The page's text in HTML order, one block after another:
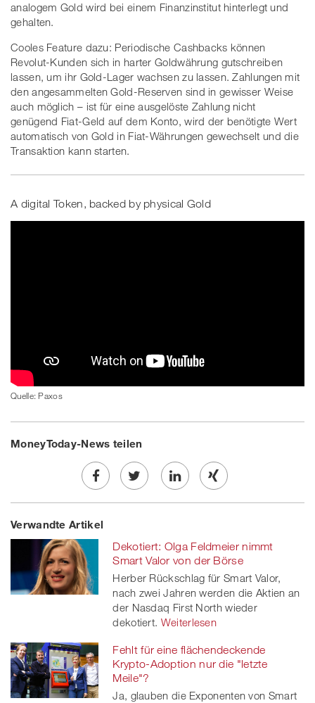
analogem Gold wird bei einem Finanzinstitut hinterlegt und
gehalten.
Cooles Feature dazu: Periodische Cashbacks können
Revolut-Kunden sich in harter Goldwährung gutschreiben
lassen, um ihr Gold-Lager wachsen zu lassen. Zahlungen mit
den angesammelten Gold-Reserven sind in gewisser Weise
auch möglich – ist für eine ausgelöste Zahlung nicht
genügend Fiat-Geld auf dem Konto, wird der benötigte Wert
automatisch von Gold in Fiat-Währungen gewechselt und die
Transaktion kann starten.
A digital Token, backed by physical Gold
Quelle: Paxos
MoneyToday-News teilen
Share
on
Facebook
Twe
on
twitt
er
Share
linkedin
Share
Xing
Verwandte Artikel
Dekotiert: Olga Feldmeier nimmt
Smart Valor von der Börse
Herber Rückschlag für Smart Valor,
nach zwei Jahren werden die Aktien an
der Nasdaq First North wieder
dekotiert. Weiterlesen
Fehlt für eine flächendeckende
Krypto-Adoption nur die "letzte
Meile"?
Ja, glauben die Exponenten von Smart